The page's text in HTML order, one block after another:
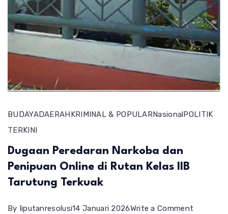
BUDAYADAERAHKRIMINAL & POPULARNasionalPOLITIK
TERKINI
Dugaan Peredaran Narkoba dan
Penipuan Online di Rutan Kelas IIB
Tarutung Terkuak
By liputanresolusi14 Januari 2026Write a Comment